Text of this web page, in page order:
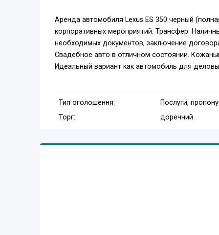
Аренда автомобиля Lexus ES 350 черный
корпоративных мероприятий. Трансфер.
необходимых документов, заключение
Свадебное авто в отличном состоянии.
Идеальный вариант как автомобиль для
Тип оголошення:
Послуги,
Торг:
доречний